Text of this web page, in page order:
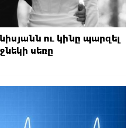
ու կինը պարզել
սեռը